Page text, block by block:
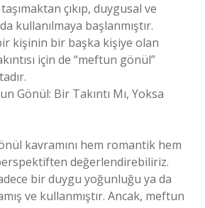
çıkıp, duygusal ve
kullanılmaya başlanmıştır.
kişinin bir başka kişiye olan
için de “meftun gönül”
Gönül: Bir Takıntı Mı, Yoksa
kavramını hem romantik hem
değerlendirebiliriz.
bir duygu yoğunluğu ya da
ve kullanmıştır. Ancak, meftun